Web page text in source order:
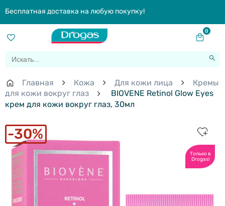
Бесплатная доставка на любую покупку!
0
Главная Кожа Для кожи лица
Кремы
для кожи вокруг глаз
BIOVENE Retinol Glow Eyes
крем для кожи вокруг глаз, 30мл
30%
Только в
Drogas!